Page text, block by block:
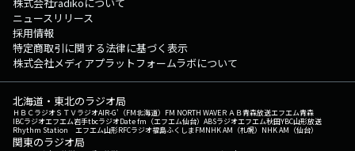
ニュースリリース
採用情報
特定商取引に関する法律に基づく表示
株式会社メディアプラットフォームラボについて
北海道・東北のラジオ局
ＨＢＣラジオＳＴＶラジオAIR-G'（FM北海道） FM NORTH WAVEＲＡＢ青森放送エフエム青森
IBCラジオエフエム岩手tbcラジオDate fm（エフエム仙台） ABSラジオエフエム秋田YBC山形放送
Rhythm Station エフエム山形RFCラジオ福島ふくしまFMNHK AM（札幌） NHK AM（仙台）
関東のラジオ局